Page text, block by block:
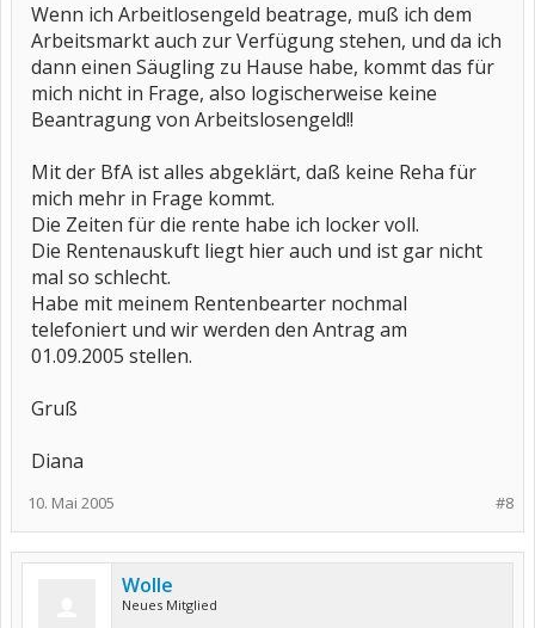
Wenn ich Arbeitlosengeld beatrage, muß ich dem
Arbeitsmarkt auch zur Verfügung stehen, und da ich
dann einen Säugling zu Hause habe, kommt das für
mich nicht in Frage, also logischerweise keine
Beantragung von Arbeitslosengeld!!
Mit der BfA ist alles abgeklärt, daß keine Reha für
mich mehr in Frage kommt.
Die Zeiten für die rente habe ich locker voll.
Die Rentenauskuft liegt hier auch und ist gar nicht
mal so schlecht.
Habe mit meinem Rentenbearter nochmal
telefoniert und wir werden den Antrag am
01.09.2005 stellen.
Gruß
Diana
#8
10. Mai 2005
Wolle
Neues Mitglied